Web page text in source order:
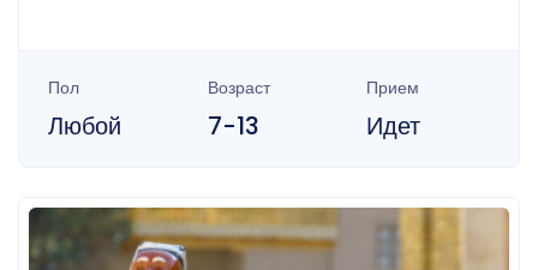
Пол
Любой
Возраст
7-13
Прием
Идет